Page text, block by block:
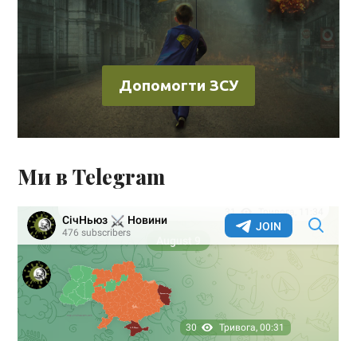
Допомогти ЗСУ
Ми в Telegram